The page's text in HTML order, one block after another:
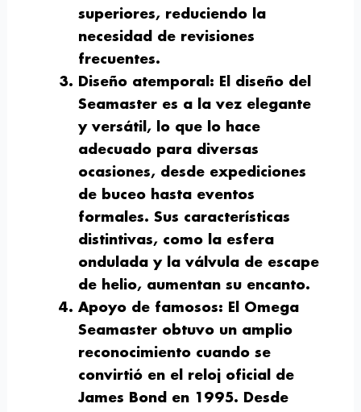
superiores, reduciendo la
necesidad de revisiones
frecuentes.
Diseño atemporal: El diseño del
Seamaster es a la vez elegante
y versátil, lo que lo hace
adecuado para diversas
ocasiones, desde expediciones
de buceo hasta eventos
formales. Sus características
distintivas, como la esfera
ondulada y la válvula de escape
de helio, aumentan su encanto.
Apoyo de famosos: El Omega
Seamaster obtuvo un amplio
reconocimiento cuando se
convirtió en el reloj oficial de
James Bond en 1995. Desde